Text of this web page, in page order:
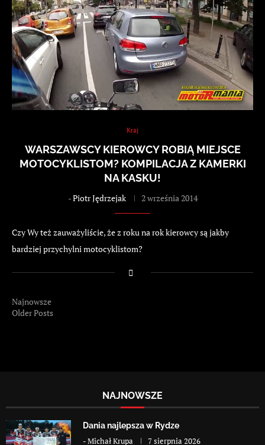
Kraj
WARSZAWSCY KIEROWCY ROBIĄ MIEJSCE
MOTOCYKLISTOM? KOMPILACJA Z KAMERKI
NA KASKU!
-Piotr Jędrzejak 2 września 2014
Czy Wy też zauważyliście, że z roku na rok kierowcy są jakby
bardziej przychylni motocyklistom?
Najnowsze
Older Posts
NAJNOWSZE
Dania najlepsza w Rydze
-Michał Krupa 7 sierpnia 2026